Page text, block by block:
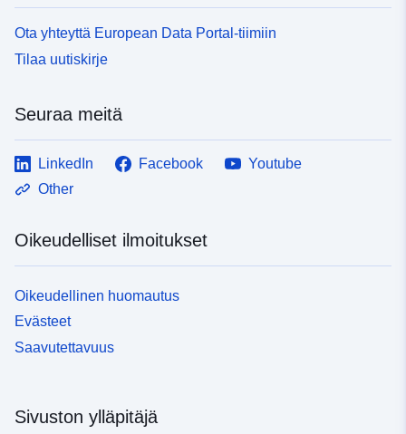
Ota yhteyttä European Data Portal-tiimiin
Tilaa uutiskirje
Seuraa meitä
LinkedIn Facebook
Youtube
Other
Oikeudelliset ilmoitukset
Oikeudellinen huomautus
Evästeet
Saavutettavuus
Sivuston ylläpitäjä